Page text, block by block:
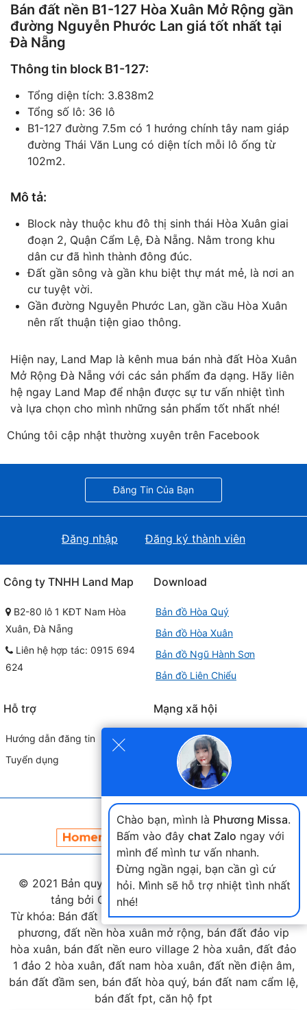
Bán đất nền B1-127 Hòa Xuân Mở Rộng gần
đường Nguyễn Phước Lan giá tốt nhất tại
Đà Nẵng
Thông tin block B1-127:
Tổng diện tích: 3.838m2
Tổng số lô: 36 lô
B1-127 đường 7.5m có 1 hướng chính tây nam giáp
đường Thái Văn Lung có diện tích mỗi lô ống từ
102m2.
Mô tả:
Block này thuộc khu đô thị sinh thái Hòa Xuân giai
đoạn 2, Quận Cẩm Lệ, Đà Nẵng. Nằm trong khu
dân cư đã hình thành đông đúc.
Đất gần sông và gần khu biệt thự mát mẻ, là nơi an
cư tuyệt vời.
Gần đường Nguyễn Phước Lan, gần cầu Hòa Xuân
nên rất thuận tiện giao thông.
Hiện nay, Land Map là kênh mua bán nhà đất Hòa Xuân
Mở Rộng Đà Nẵng với các sản phẩm đa dạng. Hãy liên
hệ ngay Land Map để nhận được sự tư vấn nhiệt tình
và lựa chọn cho mình những sản phẩm tốt nhất nhé!
Chúng tôi cập nhật thường xuyên trên Facebook
×
Chào bạn, mình là Phương Missa.
Bấm vào đây chat Zalo ngay với
mình để mình tư vấn nhanh.
Đừng ngần ngại, bạn cần gì cứ
hỏi. Mình sẽ hỗ trợ nhiệt tình nhất
nhé!
Đăng Tin Của Bạn
Đăng nhập Đăng ký thành viên
Công ty TNHH Land Map
B2-80 lô 1 KĐT Nam Hòa
Xuân, Đà Nẵng
Liên hệ hợp tác: 0915 694
624
Download
Bản đồ Hòa Quý
Bản đồ Hòa Xuân
Bản đồ Ngũ Hành Sơn
Bản đồ Liên Chiểu
Hỗ trợ
Hướng dẫn đăng tin
Tuyển dụng
Mạng xã hội
© 2021 Bản quyền thuộclandmap.vn. Phát triển nền
tảng bởi Công ty Home Land Việt Nam.
Từ khóa: Bán đất hòa xuân, bán đất nam cầu nguyễn tri
phương, đất nền hòa xuân mở rộng, bán đất đảo vip
hòa xuân, bán đất nền euro village 2 hòa xuân, đất đảo
1 đảo 2 hòa xuân, đất nam hòa xuân, đất nền điện âm,
bán đất đầm sen, bán đất hòa quý, bán đất nam cẩm lệ,
bán đất fpt, căn hộ fpt